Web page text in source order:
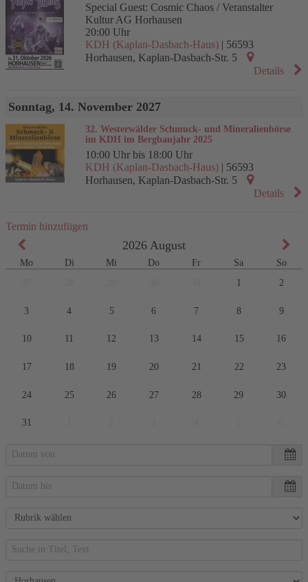
Special Guest: Cosmic Chaos / Veranstalter
Kultur AG Horhausen
20:00 Uhr
KDH (Kaplan-Dasbach-Haus)| 56593
Horhausen, Kaplan-Dasbach-Str. 5
Details
Sonntag, 14. November 2027
32. Westerwälder Schmuck- und Mineralienbörse
im KDH im Bergbaujahr 2025
10:00 Uhr bis 18:00 Uhr
KDH (Kaplan-Dasbach-Haus)| 56593
Horhausen, Kaplan-Dasbach-Str. 5
Details
Termin hinzufügen
2026 August
Mo Di Mi Do Fr Sa
So
1 2
3 4 5 6 7 8 9
10 11 12 13 14 15 16
17 18 19 20 21 22 23
24 25 26 27 28 29 30
31